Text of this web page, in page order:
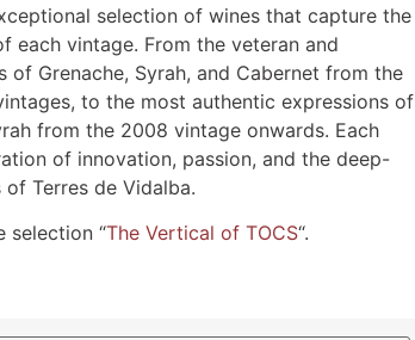
selection of wines that capture the
each vintage. From the veteran and
of Grenache, Syrah, and Cabernet from the
to the most authentic expressions of
from the 2008 vintage onwards. Each
of innovation, passion, and the deep-
Terres de Vidalba.
selection “The Vertical of TOCS“.